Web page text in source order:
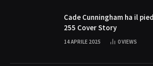
Cade Cunningham ha il
255 Cover Story
14 APRILE 2025 0VIEWS